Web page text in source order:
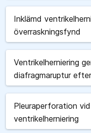
Inklämd
överraskningsfynd
Ventrikelherniering
diafragmaruptur
Pleuraperforation
ventrikelherniering